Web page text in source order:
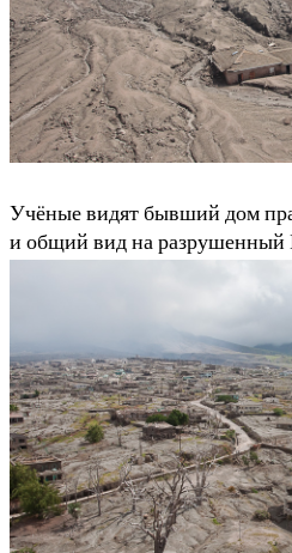
Учёные видят бывший дом
и общий вид на